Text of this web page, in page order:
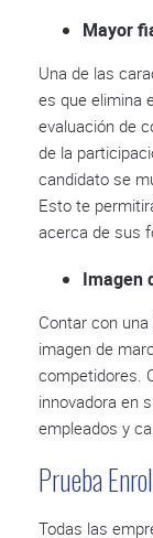
Mayor
Una de las
es que elimina
evaluación de
de la
candidato se
Esto te
acerca de sus
Imagen
Contar con
imagen de
competidores.
innovadora en
empleados y
Prueba
Todas las